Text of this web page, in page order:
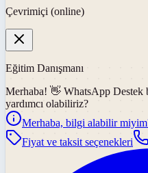
Çevrimiçi (online)
Eğitim Danışmanı
Merhaba! 👋 WhatsApp Destek
yardımcı olabiliriz?
Merhaba, bilgi alabilir
Fiyat ve taksit seçenekleri